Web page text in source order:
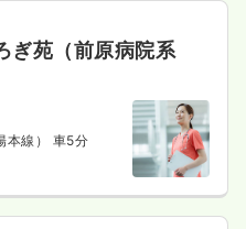
ぎ苑（前原病院系
本線） 車5分